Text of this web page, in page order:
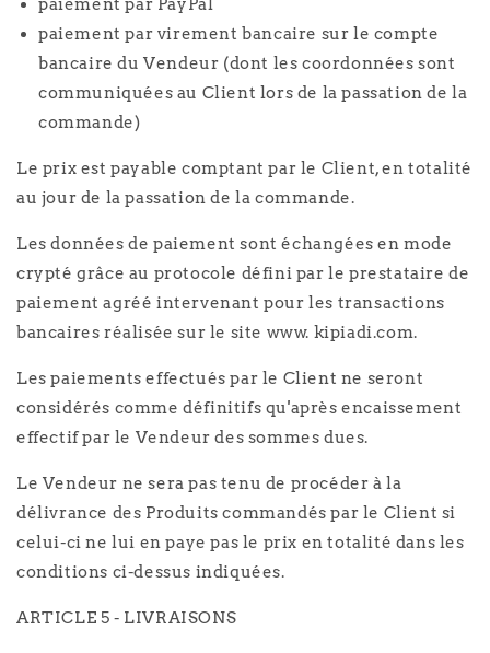
paiement par PayPal
paiement par virement bancaire sur le compte
bancaire du Vendeur (dont les coordonnées sont
communiquées au Client lors de la passation de la
commande)
Le prix est payable comptant par le Client, en totalité
au jour de la passation de la commande.
Les données de paiement sont échangées en mode
crypté grâce au protocole défini par le prestataire de
paiement agréé intervenant pour les transactions
bancaires réalisée sur le site www. kipiadi.com.
Les paiements effectués par le Client ne seront
considérés comme définitifs qu'après encaissement
effectif par le Vendeur des sommes dues.
Le Vendeur ne sera pas tenu de procéder à la
délivrance des Produits commandés par le Client si
celui-ci ne lui en paye pas le prix en totalité dans les
conditions ci-dessus indiquées.
ARTICLE 5 - LIVRAISONS